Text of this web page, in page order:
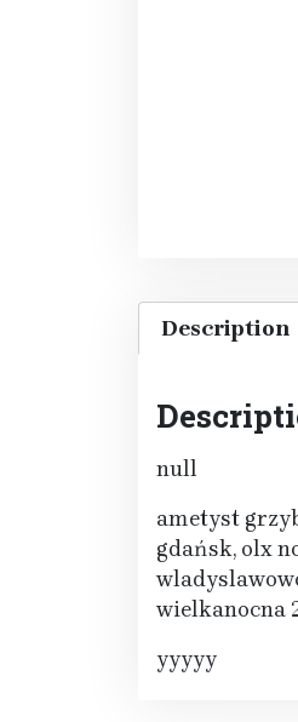
Description
null
ametyst
gdańsk, olx
wielkanocna
yyyyy